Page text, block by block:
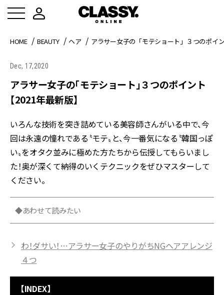
HOME BEAUTY ヘア アラサー女子の「モテショート」３つのポイ
Dec, 17,2020
アラサー女子の「モテショート」３つのポイント
【2021年最新版】
いろんな技術を突き詰めている美容師さんがいる中で、今
回は永遠の憧れである〝モテ〟と、今一番気になる〝韓国っぽ
い〟をオタク並みに極めた方たちから伝授してもらいまし
た！奥が深くて納得のいくテクニックをぜひマスターして
ください。
◆あわせて読みたい
わ！ダサい！…アラサー女子のやりがちNGヘアアレンジ
４つ
【INDEX】